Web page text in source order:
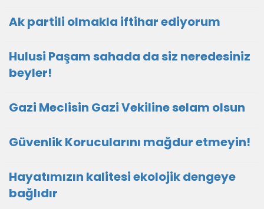
Ak partili olmakla iftihar ediyorum
Hulusi Paşam sahada da siz neredesiniz
beyler!
Gazi Meclisin Gazi Vekiline selam olsun
Güvenlik Korucularını mağdur etmeyin!
Hayatımızın kalitesi ekolojik dengeye
bağlıdır